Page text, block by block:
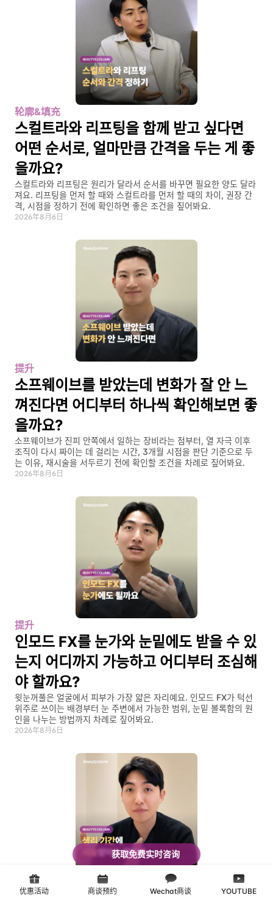
轮廓&填充
스컬트라와 리프팅을 함께 받고 싶다면
어떤 순서로, 얼마만큼 간격을 두는 게 좋
을까요?
스컬트라와 리프팅은 원리가 달라서 순서를 바꾸면 필요한 양도 달라
져요. 리프팅을 먼저 할 때와 스컬트라를 먼저 할 때의 차이, 권장 간
격, 시점을 정하기 전에 확인하면 좋은 조건을 짚어봐요.
2026年8月6日
提升
소프웨이브를 받았는데 변화가 잘 안 느
껴진다면 어디부터 하나씩 확인해보면 좋
을까요?
소프웨이브가 진피 안쪽에서 일하는 장비라는 점부터, 열 자극 이후
조직이 다시 짜이는 데 걸리는 시간, 3개월 시점을 판단 기준으로 두
는 이유, 재시술을 서두르기 전에 확인할 조건을 차례로 짚어봐요.
2026年8月6日
提升
인모드 FX를 눈가와 눈밑에도 받을 수 있
는지 어디까지 가능하고 어디부터 조심해
야 할까요?
윗눈꺼풀은 얼굴에서 피부가 가장 얇은 자리예요. 인모드 FX가 턱선
위주로 쓰이는 배경부터 눈 주변에서 가능한 범위, 눈밑 볼록함의 원
인을 나누는 방법까지 차례로 짚어봐요.
2026年8月6日
水光
생리 기간과 시술 날짜가 겹쳐도 괜찮은
优惠活动 商谈预约 Wechat商谈 YOUTUBE
获取免费实时咨询